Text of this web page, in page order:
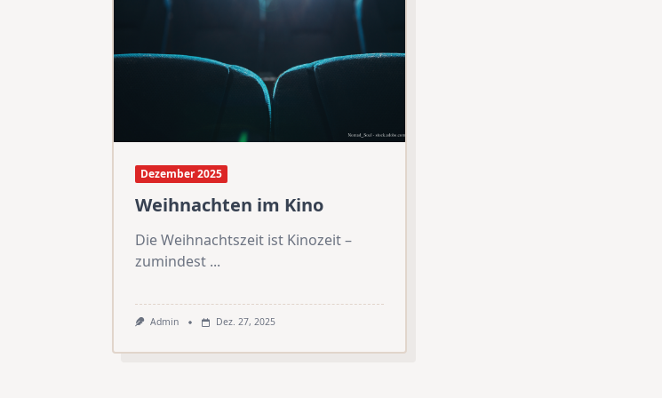
Dezember 2025
Weihnachten im Kino
Die Weihnachtszeit ist Kinozeit –
zumindest ...
Admin Dez. 27, 2025